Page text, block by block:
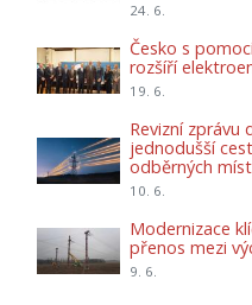
24. 6.
Česko s
rozšíří
19. 6.
Revizní zprávu
jednodušší
odběrných míst
10. 6.
Modernizace
přenos mezi
9. 6.